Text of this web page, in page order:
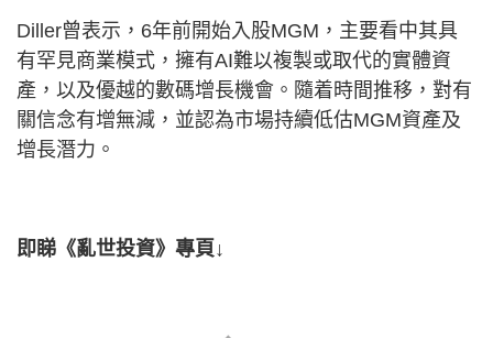
Diller曾表示，6年前開始入股MGM，主要看中其具
有罕見商業模式，擁有AI難以複製或取代的實體資
產，以及優越的數碼增長機會。隨着時間推移，對有
關信念有增無減，並認為市場持續低估MGM資產及
增長潛力。
即睇《亂世投資》專頁↓